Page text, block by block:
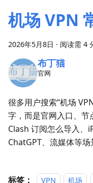
机场 VPN
2026年5月8日 · 阅读需 4
布丁猫
官网
很多用户搜索“机场
字，而是官网入口、节
Clash 订阅怎么导入、
ChatGPT、流媒体等场
标签： VPN 机场